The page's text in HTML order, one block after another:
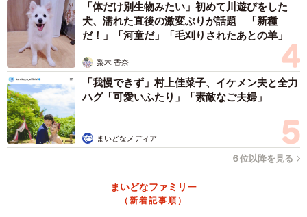
「体だけ別生物みたい」初めて川遊びをした
犬、濡れた直後の激変ぶりが話題 「新種
だ！」「河童だ」「毛刈りされたあとの羊」
梨木 香奈
「我慢できず」村上佳菜子、イケメン夫と全力
ハグ「可愛いふたり」「素敵なご夫婦」
まいどなメディア
６位以降を見る
まいどなファミリー
（新着記事順）